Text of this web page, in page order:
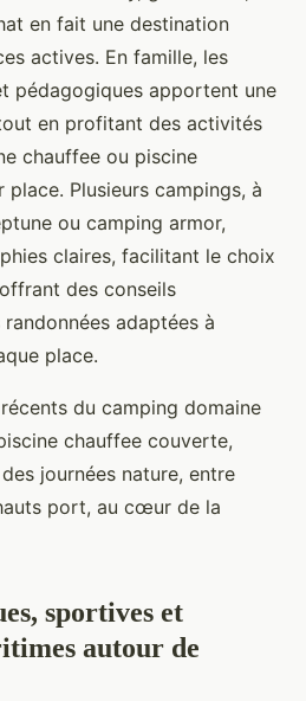
en fait une destination
actives. En famille, les
pédagogiques apportent une
en profitant des activités
chauffee ou piscine
Plusieurs campings, à
ou camping armor,
claires, facilitant le choix
des conseils
adaptées à
place.
du camping domaine
chauffee couverte,
journées nature, entre
port, au cœur de la
sportives et
autour de